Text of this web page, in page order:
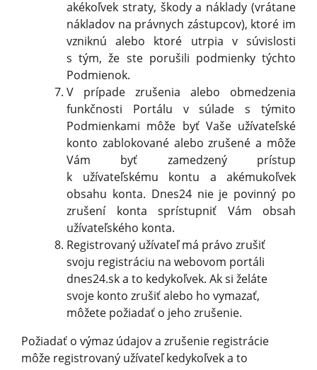
akékoľvek straty, škody a náklady (vrátane
nákladov na právnych zástupcov), ktoré im
vzniknú alebo ktoré utrpia v súvislosti
s tým, že ste porušili podmienky týchto
Podmienok.
V prípade zrušenia alebo obmedzenia
funkčnosti Portálu v súlade s týmito
Podmienkami môže byť Vaše užívateľské
konto zablokované alebo zrušené a môže
Vám byť zamedzený prístup
k užívateľskému kontu a akémukoľvek
obsahu konta. Dnes24 nie je povinný po
zrušení konta sprístupniť Vám obsah
užívateľského kon­ta.
Registrovaný užívateľ má právo zrušiť
svoju registráciu na webovom portáli
dnes24.sk a to kedykoľvek. Ak si želáte
svoje konto zrušiť alebo ho vymazať,
môžete požiadať o jeho zrušenie.
Požiadať o výmaz údajov a zrušenie registrácie
môže registrovaný užívateľ kedykoľvek a to